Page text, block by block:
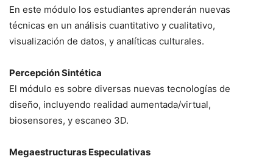
En este módulo los estudiantes aprenderán nuevas
técnicas en un análisis cuantitativo y cualitativo,
visualización de datos, y analíticas culturales.
Percepción Sintética
El módulo es sobre diversas nuevas tecnologías de
diseño, incluyendo realidad aumentada/virtual,
biosensores, y escaneo 3D.
Megaestructuras Especulativas